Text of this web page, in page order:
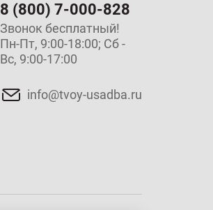
8 (800) 7-000-828
Звонок бесплатный!
Пн-Пт, 9:00-18:00; Сб -
Вс, 9:00-17:00
info@tvoy-usadba.ru